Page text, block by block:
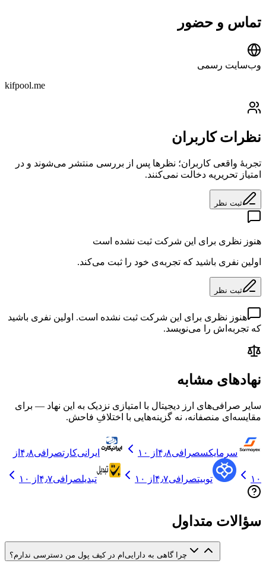
تماس و حضور
وب‌سایت رسمی
kifpool.me
نظرات کاربران
تجربهٔ واقعی کاربران؛ نظرها پس از بررسی منتشر می‌شوند و در
امتیاز تحریریه دخالت نمی‌کنند.
ثبت نظر
هنوز نظری برای این شرکت ثبت نشده است
اولین نفری باشید که تجربه‌ی خود را ثبت می‌کند.
ثبت نظر
هنوز نظری برای این شرکت ثبت نشده است. اولین نفری باشید
که تجربه‌اش را می‌نویسد.
نهادهای مشابه
سایر صرافی‌های ارز دیجیتال با امتیازی نزدیک به این نهاد — برای
مقایسه‌ای منصفانه، نه گزینه‌هایی با اختلافِ فاحش.
سرمایکسصرافی۴٫۸ از ۱۰ ایرانی‌کارتصرافی۴٫۸ از
۱۰ توبیتصرافی۴٫۷ از ۱۰ تبدیلصرافی۴٫۷ از ۱۰
سؤالات متداول
چرا گاهی به دارایی‌ام در کیف پول من دسترسی ندارم؟